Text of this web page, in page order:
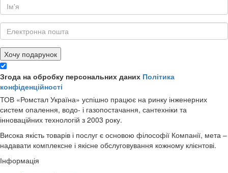
Хочу подарунок
Згода на обробку персональних даних Політика
конфіденційності
ТОВ «Ромстал Україна» успішно працює на ринку інженерних
систем опалення, водо- і газопостачання, сантехніки та
інноваційних технологій з 2003 року.
Висока якість товарів і послуг є основою філософії Компанії, мета –
надавати комплексне і якісне обслуговування кожному клієнтові.
Інформація